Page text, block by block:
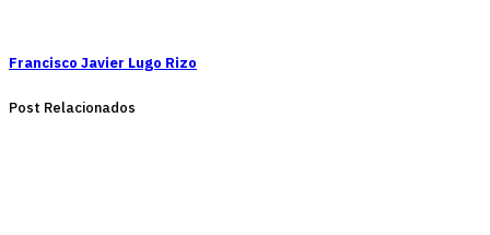
Francisco Javier Lugo Rizo
Post Relacionados